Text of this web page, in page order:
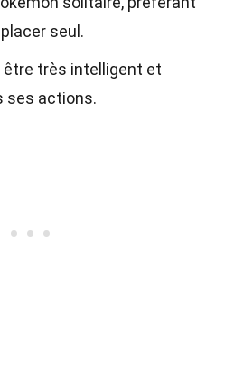
seul.
être très intelligent et
ses actions.